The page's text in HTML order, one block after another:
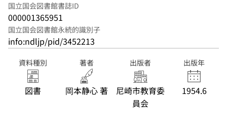
国立国会図書館書誌ID
000001365951
国立国会図書館永続的識別子
info:ndljp/pid/3452213
資料種別
図書
著者
岡本静心 著
出版者
尼崎市教育委
員会
出版年
1954.6